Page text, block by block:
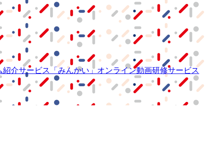
紹介サービス 「みんかい」 オンライン動画研修サービス